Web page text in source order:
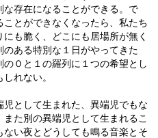
な存在になることができる。で
ことができなくなったら、私たち
も脆く、どこにも居場所が無く
のある特別な１日がやってきた
の０と１の羅列に１つの希望とし
れない。
児として生まれた、異端児でもな
た別の異端児として生まれるこ
ない夜とどうしても鳴る音楽とそ